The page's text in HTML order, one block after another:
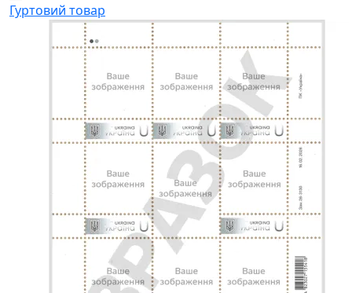
Гуртовий товар